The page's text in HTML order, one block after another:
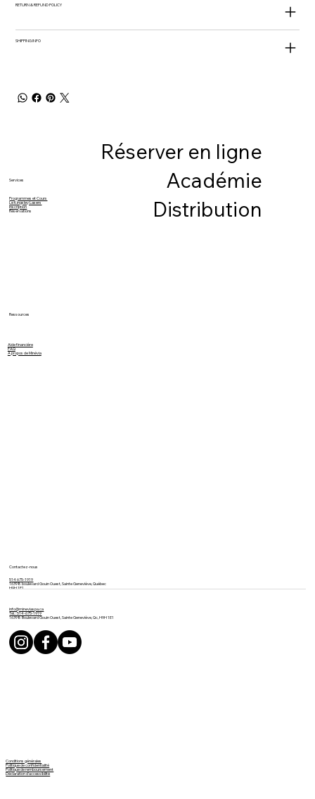
RETURN & REFUND POLICY
SHIPPING INFO
Réserver en ligne
Académie
Distribution
Services
Programmes et Cours
Le Kingsley Lasers
Inscription
Réservations
Ressources
Aide financière
FAQ
À propos de Minévia
Contactez-nous
514 675-1919
16398 boulevard Gouin Ouest, Sainte Geneviève, Québec
H9H 1E1
info@mineviaspa.ca
Tél. : 514-675-1919
16398 Boulevard Gouin Ouest, Sainte Geneviève, Qc, H9H 1E1
Conditions générales
Politique de confidentialité
Politique de remboursement
Déclaration d'accessibilité